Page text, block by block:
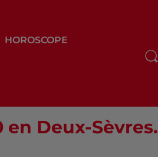
HOROSCOPE
Deux-Sèvres.